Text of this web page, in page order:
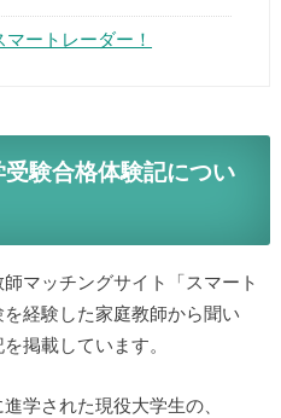
ートレーダー！
験合格体験記につい
マッチングサイト「スマート
経験した家庭教師から聞い
掲載しています。
学された現役大学生の、